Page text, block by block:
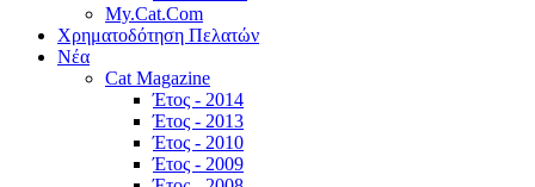
My.Cat.Com
Χρηματοδότηση Πελατών
Νέα
Cat Magazine
Έτος - 2014
Έτος - 2013
Έτος - 2010
Έτος - 2009